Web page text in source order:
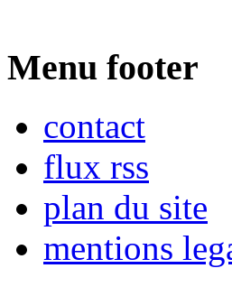
Menu footer
contact
flux rss
plan du site
mentions